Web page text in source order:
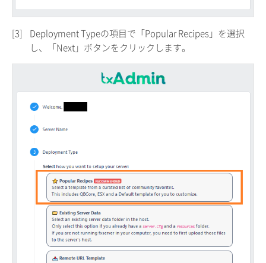
[3]
Deployment Typeの項目で「Popular Recipes」を選択
し、「Next」ボタンをクリックします。